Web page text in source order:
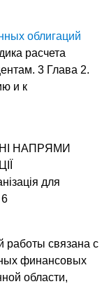
облигаций
расчета
3 Глава 2.
и к
НАПРЯМИ
для
работы связана с
финансовых
области,